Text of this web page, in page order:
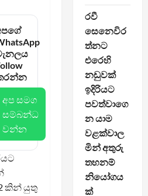
අප සමග
සම්බන්ධ
වන්න
කින් යුතු
රවී
සෙනෙවිර
ත්නට
එරෙහි
නඩුවක්
ඉදිරියට
පවත්වාගෙ
න යාම
වළක්වාල
මින් අතුරු
තහනම්
නියෝගය
ක්